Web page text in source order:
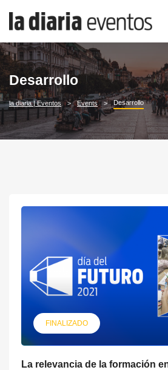
Desarrollo
la diaria | Eventos Events Desarrollo
FINALIZADO
La relevancia de la formación